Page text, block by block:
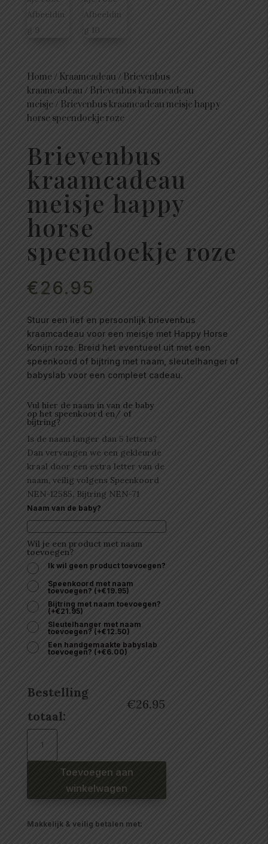
Home/ Kraamcadeau / Brievenbus
kraamcadeau / Brievenbus kraamcadeau
meisje/ Brievenbus kraamcadeau meisje happy
horse speendoekje roze
Brievenbus
kraamcadeau
meisje happy
horse
speendoekje roze
€26.95
Stuur een lief en persoonlijk brievenbus
kraamcadeau voor een meisje met Happy Horse
Konijn roze. Breid het eventueel uit met een
speenkoord of bijtring met naam, sleutelhanger of
babyslab voor een compleet cadeau.
Vul hier de naam in van de baby
op het speenkoord en/ of
bijtring?
Is de naam langer dan 5 letters?
Dan vervangen we een gekleurde
kraal door een extra letter van de
naam, veilig volgens Speenkoord
NEN-12585, Bijtring NEN-71
Naam van de baby?
Wil je een product met naam
toevoegen?
Ik wil geen product toevoegen?
Speenkoord met naam
toevoegen? (+€19.95)
Bijtring met naam toevoegen?
(+€21.95)
Sleutelhanger met naam
toevoegen? (+€12.50)
Een handgemaakte babyslab
toevoegen? (+€6.00)
Bestelling
totaal:
€26.95
Brievenbus
meisje
horse
speendoekjeToevoegen aan
winkelwagen
Makkelijk & veilig betalen met: